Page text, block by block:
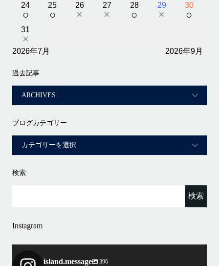
24
○
25
○
26
×
27
×
28
○
29
×
30
○
31
×
2026年7月 2026年9月
過去記事
ブログカテゴリー
検索
Instagram
island.message
396